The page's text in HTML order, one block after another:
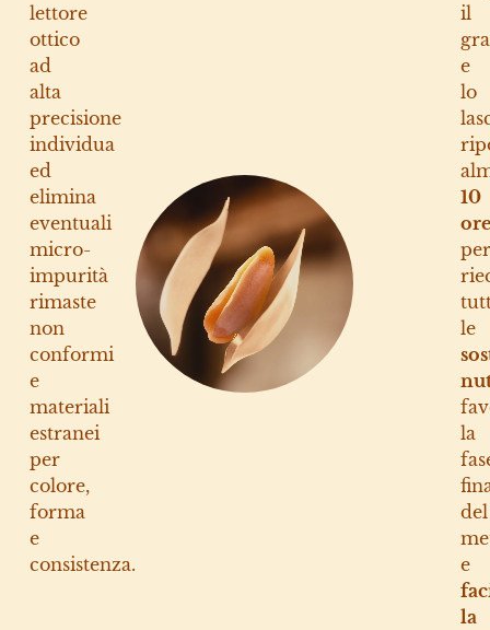
lettore
ottico
ad
alta
precisione
individua
ed
elimina
eventuali
micro-
impurità
rimaste
non
conformi
e
materiali
estranei
per
colore,
forma
e
consistenza.
il
e
lo
10
le
la
del
e
la